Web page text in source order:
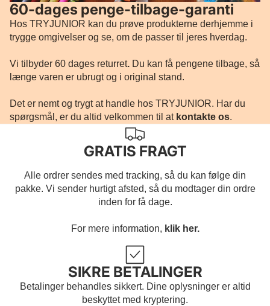
60-dages penge-tilbage-garanti
Hos TRYJUNIOR kan du prøve produkterne derhjemme i
trygge omgivelser og se, om de passer til jeres hverdag.
Vi tilbyder 60 dages returret. Du kan få pengene tilbage, så
længe varen er ubrugt og i original stand.
Det er nemt og trygt at handle hos TRYJUNIOR. Har du
spørgsmål, er du altid velkommen til at kontakte os.
GRATIS FRAGT
Alle ordrer sendes med tracking, så du kan følge din
pakke. Vi sender hurtigt afsted, så du modtager din ordre
inden for få dage.
For mere information, klik her.
SIKRE BETALINGER
Betalinger behandles sikkert. Dine oplysninger er altid
beskyttet med kryptering.